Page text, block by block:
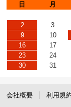
日
月
2
3
9
10
16
17
23
24
30
31
会社概要 利用規